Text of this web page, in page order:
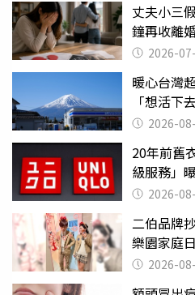
丈夫小三
鐘再收離
還扯2026-
暖心台灣
「想活
台灣真的是
2026-
20年前舊
級服務」
2026-
二伯品牌
樂園家庭
2026-